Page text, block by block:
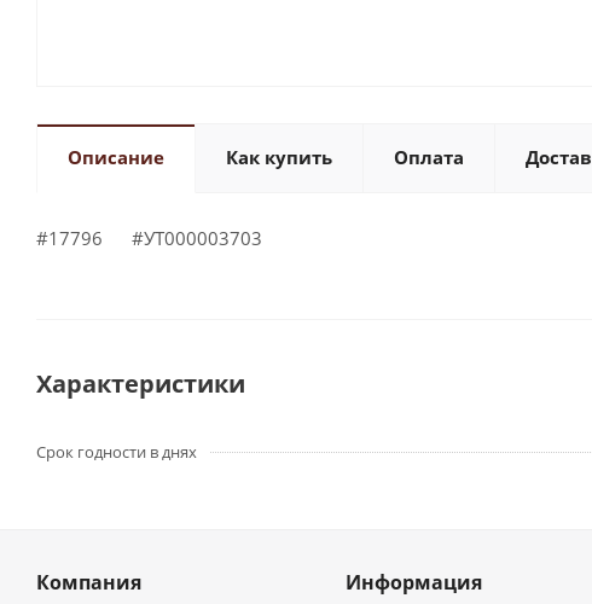
Описание Как купить Оплата
#17796 #УТ000003703
Характеристики
Срок годности в днях
Компания Информация